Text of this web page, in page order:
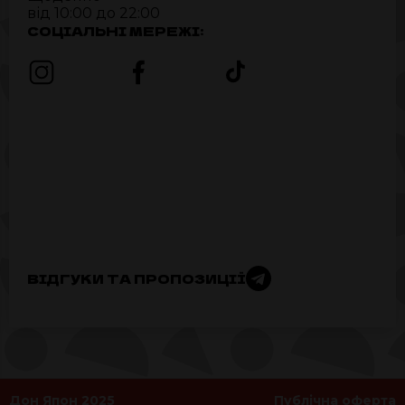
від 10:00 до 22:00
СОЦІАЛЬНІ МЕРЕЖІ:
ВІДГУКИ ТА ПРОПОЗИЦІЇ